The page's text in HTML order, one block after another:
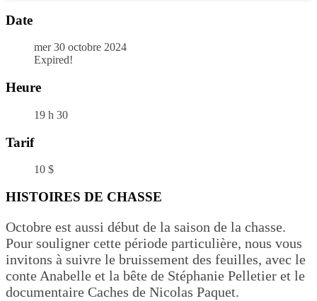
Date
mer 30 octobre 2024
Expired!
Heure
19 h 30
Tarif
10 $
HISTOIRES DE CHASSE
Octobre est aussi début de la saison de la chasse.
Pour souligner cette période particulière, nous vous
invitons à suivre le bruissement des feuilles, avec le
conte Anabelle et la bête de Stéphanie Pelletier et le
documentaire Caches de Nicolas Paquet.